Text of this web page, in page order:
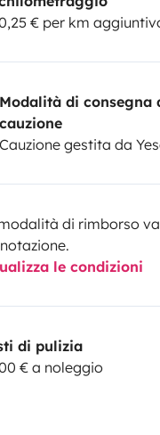
€ per km
Modalità di consegna
cauzione
Cauzione gestita da
di rimborso
le condizioni
di pulizia
€ a noleggio